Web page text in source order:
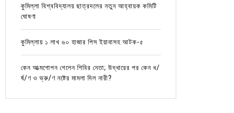
কুমিল্লা বিশ্ববিদ্যালয় ছাত্রদলের নতুন আহ্বায়ক কমিটি
ঘোষণা
কুমিল্লায় ১ লাখ ৬০ হাজার পিস ইয়াবাসহ আটক-৫
কেন আত্মগোপন গেলেন শিবির নেতা; উদ্ধারের পর কেন ধ/
র্ষ/ণ ও ভ্রু/ণ নষ্টের মামলা দিল নারী?